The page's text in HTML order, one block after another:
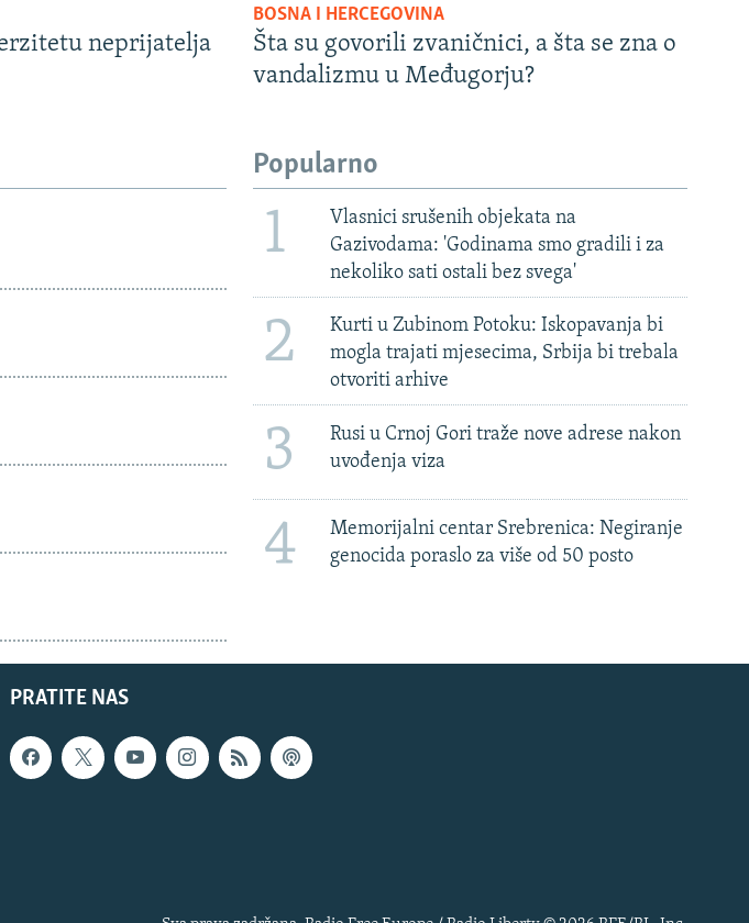
neprijatelja
BOSNA I HERCEGOVINA
Šta su govorili zvaničnici, a šta se zna o
vandalizmu u Međugorju?
Popularno
1
Vlasnici srušenih objekata na
Gazivodama: 'Godinama smo gradili i za
nekoliko sati ostali bez svega'
2
Kurti u Zubinom Potoku: Iskopavanja bi
mogla trajati mjesecima, Srbija bi trebala
otvoriti arhive
3
Rusi u Crnoj Gori traže nove adrese nakon
uvođenja viza
4
Memorijalni centar Srebrenica: Negiranje
genocida poraslo za više od 50 posto
PRATITE NAS